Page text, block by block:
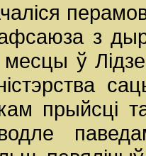
з
ў
прыйсці